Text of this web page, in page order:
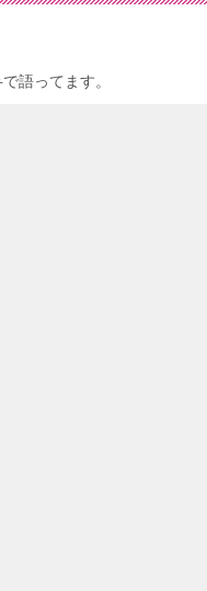
語ってます。